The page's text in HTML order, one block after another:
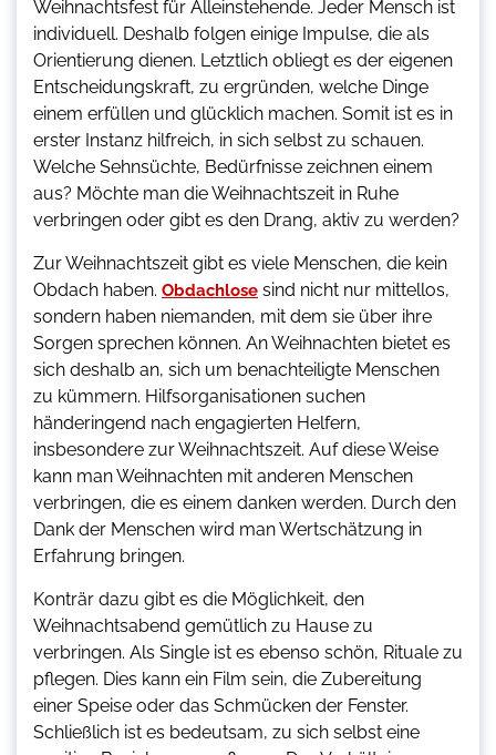
Weihnachtsfest für Alleinstehende. Jeder Mensch ist
individuell. Deshalb folgen einige Impulse, die als
Orientierung dienen. Letztlich obliegt es der eigenen
Entscheidungskraft, zu ergründen, welche Dinge
einem erfüllen und glücklich machen. Somit ist es in
erster Instanz hilfreich, in sich selbst zu schauen.
Welche Sehnsüchte, Bedürfnisse zeichnen einem
aus? Möchte man die Weihnachtszeit in Ruhe
verbringen oder gibt es den Drang, aktiv zu werden?
Zur Weihnachtszeit gibt es viele Menschen, die kein
Obdach haben. Obdachlose sind nicht nur mittellos,
sondern haben niemanden, mit dem sie über ihre
Sorgen sprechen können. An Weihnachten bietet es
sich deshalb an, sich um benachteiligte Menschen
zu kümmern. Hilfsorganisationen suchen
händeringend nach engagierten Helfern,
insbesondere zur Weihnachtszeit. Auf diese Weise
kann man Weihnachten mit anderen Menschen
verbringen, die es einem danken werden. Durch den
Dank der Menschen wird man Wertschätzung in
Erfahrung bringen.
Konträr dazu gibt es die Möglichkeit, den
Weihnachtsabend gemütlich zu Hause zu
verbringen. Als Single ist es ebenso schön, Rituale zu
pflegen. Dies kann ein Film sein, die Zubereitung
einer Speise oder das Schmücken der Fenster.
Schließlich ist es bedeutsam, zu sich selbst eine